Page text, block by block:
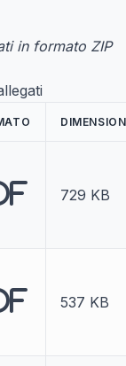
in formato ZIP
729 KB
537 KB